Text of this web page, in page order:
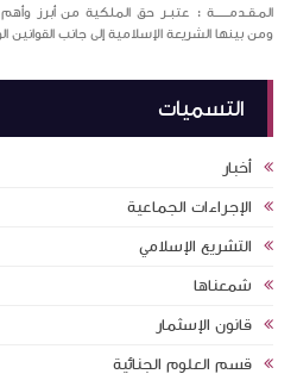
المـقـدمــــــة : عتبـر حق الملكية من أبرز
ومن بينها الشريعة الإسلامية إلى جانب القوانين
التسميات
أخبار
الإجراءات الجماعية
التشريع الإسلامي
شمعناها
قانون الإسثمار
قسم العلوم الجنائية